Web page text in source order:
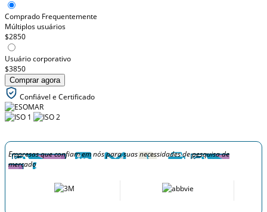
Comprado Frequentemente
Múltiplos usuários
$2850
Usuário corporativo
$3850
Comprar agora
Confiável e Certificado
Empresas que confiam em nós para suas necessidades de pesquisa de
mercado